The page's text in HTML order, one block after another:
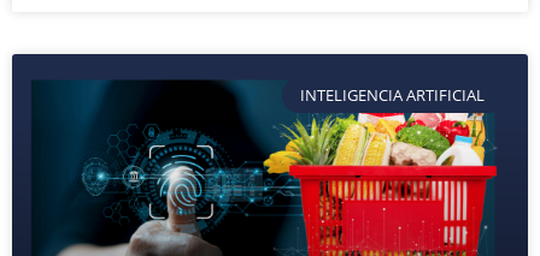
INTELIGENCIA ARTIFICIAL